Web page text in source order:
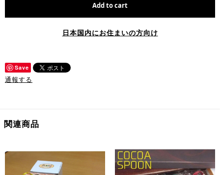
Add to cart
日本国内にお住まいの方向け
Save
通報する
関連商品